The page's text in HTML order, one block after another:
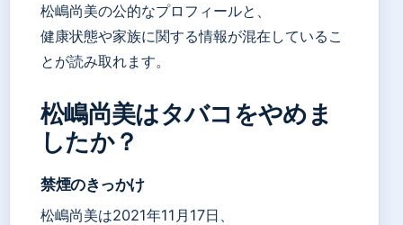
松嶋尚美の公的なプロフィールと、
健康状態や家族に関する情報が混在しているこ
とが読み取れます。
松嶋尚美はタバコをやめま
したか？
禁煙のきっかけ
松嶋尚美は2021年11月17日、